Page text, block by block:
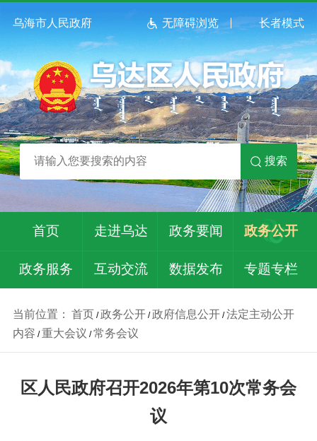
乌海市人民政府 无障碍浏览 长者模式
搜索
首页 走进乌达 政务要闻 政务公开
政务服务 互动交流 数据发布 专题专栏
当前位置： 首页 /政务公开/政府信息公开/法定主动公开
内容 /重大会议 /常务会议
区人民政府召开2026年第10次常务会
议